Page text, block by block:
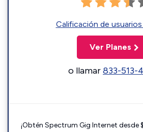
Calificación de
Ver Planes
o llamar833-513-
¡Obtén Spectrum Gig Internet desde